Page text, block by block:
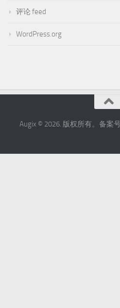
评论 feed
WordPress.org
Augix © 2026. 版权所有。备案